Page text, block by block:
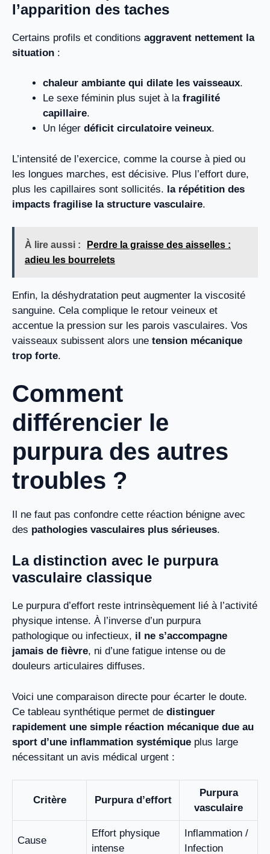
l’apparition des taches
Certains profils et conditions aggravent nettement la
situation :
chaleur ambiante qui dilate les vaisseaux.
Le sexe féminin plus sujet à la fragilité
capillaire.
Un léger déficit circulatoire veineux.
L’intensité de l’exercice, comme la course à pied ou
les longues marches, est décisive. Plus l’effort dure,
plus les capillaires sont sollicités. la répétition des
impacts fragilise la structure vasculaire.
À lire aussi :
Perdre la graisse des aisselles :
adieu les bourrelets
Enfin, la déshydratation peut augmenter la viscosité
sanguine. Cela complique le retour veineux et
accentue la pression sur les parois vasculaires. Vos
vaisseaux subissent alors une tension mécanique
trop forte.
Comment
différencier le
purpura des autres
troubles ?
Il ne faut pas confondre cette réaction bénigne avec
des pathologies vasculaires plus sérieuses.
La distinction avec le purpura
vasculaire classique
Le purpura d’effort reste intrinsèquement lié à l’activité
physique intense. À l’inverse d’un purpura
pathologique ou infectieux, il ne s’accompagne
jamais de fièvre, ni d’une fatigue intense ou de
douleurs articulaires diffuses.
Voici une comparaison directe pour écarter le doute.
Ce tableau synthétique permet de distinguer
rapidement une simple réaction mécanique due au
sport d’une inflammation systémique plus large
nécessitant un avis médical urgent :
Critère Purpura d’effort
Purpura
vasculaire
Cause
Effort physique
intense
Inflammation /
Infection